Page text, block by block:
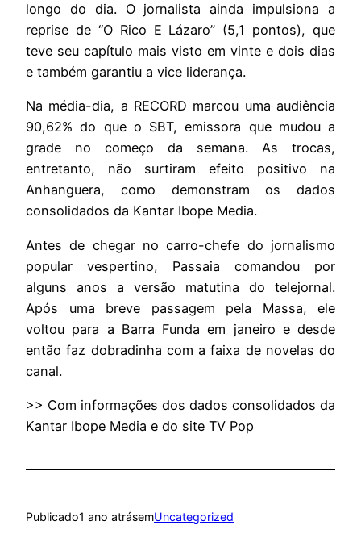
longo do dia. O jornalista ainda impulsiona a
reprise de “O Rico E Lázaro” (5,1 pontos), que
teve seu capítulo mais visto em vinte e dois dias
e também garantiu a vice liderança.
Na média-dia, a RECORD marcou uma audiência
90,62% do que o SBT, emissora que mudou a
grade no começo da semana. As trocas,
entretanto, não surtiram efeito positivo na
Anhanguera, como demonstram os dados
consolidados da Kantar Ibope Media.
Antes de chegar no carro-chefe do jornalismo
popular vespertino, Passaia comandou por
alguns anos a versão matutina do telejornal.
Após uma breve passagem pela Massa, ele
voltou para a Barra Funda em janeiro e desde
então faz dobradinha com a faixa de novelas do
canal.
>> Com informações dos dados consolidados da
Kantar Ibope Media e do site TV Pop
Publicado1 ano atrásemUncategorized